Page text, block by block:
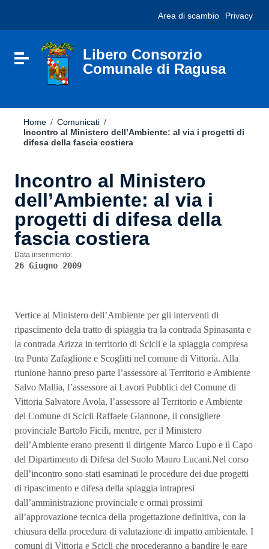
sito
include
Vai al footer
Area di scambio Privacy
Attiva / disattiva la navigazione
Libero Consorzio
Comunale di Ragusa
Home / Comunicati /
Incontro al Ministero dell’Ambiente: al via i progetti di
difesa della fascia costiera
Incontro al Ministero
dell’Ambiente: al via i
progetti di difesa della
fascia costiera
Data inserimento:
26 Giugno 2009
Vertice al Ministero dell’Ambiente per gli interventi di
ripascimento dela tratto di spiaggia tra la contrada Spinasanta e
la contrada Arizza in territorio di Scicli e la spiaggia compresa
tra Punta Zafaglione e Scoglitti nel comune di Vittoria. Alla
riunione hanno preso parte l’assessore al Territorio e Ambiente
Salvo Mallia, l’assessore ai Lavori Pubblici del Comune di
Vittoria Salvatore Avola, l’assessore al Territorio e Ambiente
del Comune di Scicli Raffaele Giannone, il consigliere
provinciale Bartolo Ficili, mentre, per il Ministero
dell’Ambiente erano presenti il dirigente Marco Lupo e il Capo
del Dipartimento di Difesa del Suolo Mauro Lucani.Nel corso
dell’incontro sono stati esaminati le procedure dei due progetti
di ripascimento e difesa della spiaggia intrapresi
dall’amministrazione provinciale e ormai prossimi
all’approvazione tecnica della progettazione definitiva, con la
chiusura della procedura di valutazione di impatto ambientale. I
comuni di Vittoria e Scicli che procederanno a bandire le gare